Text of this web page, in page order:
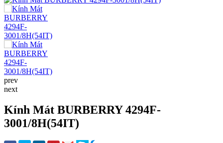
prev
next
Kính Mát BURBERRY 4294F-
3001/8H(54IT)